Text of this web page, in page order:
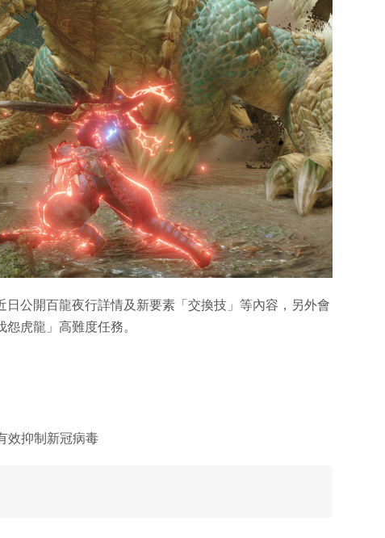
日公開百龍夜行詳情及新要素「交換技」等內容，另外會
虎龍」高難度任務。
效抑制新冠病毒